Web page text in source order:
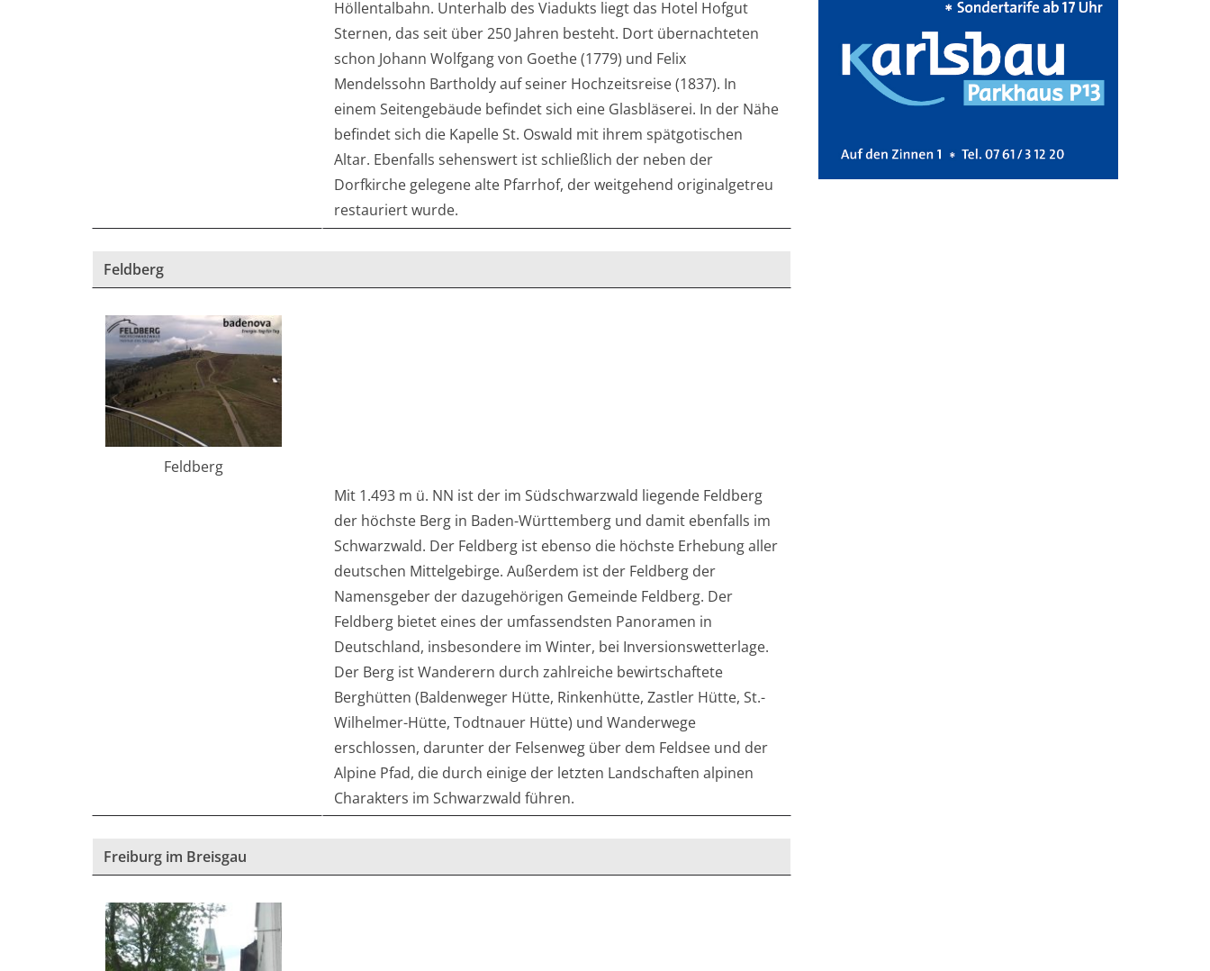
Höllentalbahn. Unterhalb des Viadukts liegt das Hotel Hofgut
Sternen, das seit über 250 Jahren besteht. Dort übernachteten
schon Johann Wolfgang von Goethe (1779) und Felix
Mendelssohn Bartholdy auf seiner Hochzeitsreise (1837). In
einem Seitengebäude befindet sich eine Glasbläserei. In der Nähe
befindet sich die Kapelle St. Oswald mit ihrem spätgotischen
Altar. Ebenfalls sehenswert ist schließlich der neben der
Dorfkirche gelegene alte Pfarrhof, der weitgehend originalgetreu
restauriert wurde.
Feldberg
Feldberg
Mit 1.493 m ü. NN ist der im Südschwarzwald liegende Feldberg
der höchste Berg in Baden-Württemberg und damit ebenfalls im
Schwarzwald. Der Feldberg ist ebenso die höchste Erhebung aller
deutschen Mittelgebirge. Außerdem ist der Feldberg der
Namensgeber der dazugehörigen Gemeinde Feldberg. Der
Feldberg bietet eines der umfassendsten Panoramen in
Deutschland, insbesondere im Winter, bei Inversionswetterlage.
Der Berg ist Wanderern durch zahlreiche bewirtschaftete
Berghütten (Baldenweger Hütte, Rinkenhütte, Zastler Hütte, St.-
Wilhelmer-Hütte, Todtnauer Hütte) und Wanderwege
erschlossen, darunter der Felsenweg über dem Feldsee und der
Alpine Pfad, die durch einige der letzten Landschaften alpinen
Charakters im Schwarzwald führen.
Freiburg im Breisgau